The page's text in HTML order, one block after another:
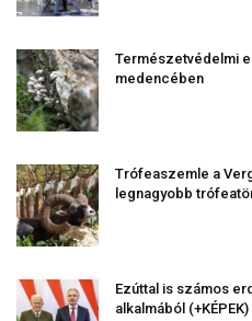
Természetvédelmi
medencében
Trófeaszemle a
legnagyobb
Ezúttal is számos
alkalmából (+KÉPEK)